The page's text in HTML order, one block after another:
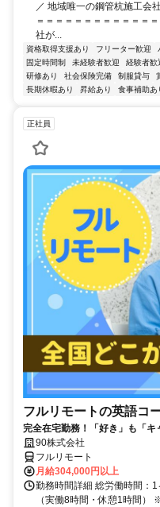
／ 地域唯一の鋼管杭施工会
＝＝＝＝＝＝＝＝＝＝＝＝
社が...
資格取得支援あり フリーター歓迎
固定時間制
未経験者歓迎 経験者歓
研修あり
社会保険完備 制服貸与
長期休暇あり
昇給あり 食事補助あ
正社員
フルリモートの英語コ
完全在宅勤務！「好き」も「キ
90株式会社
フルリモート
月給304,000円以上
勤務時間詳細 総労働時間：
（実働8時間・休憩1時間